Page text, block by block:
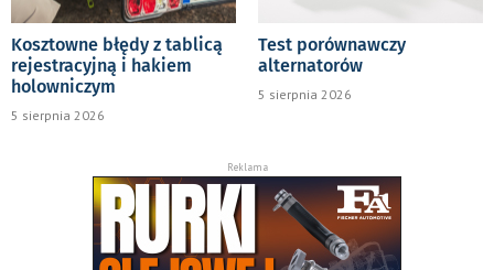
Kosztowne błędy z tablicą
rejestracyjną i hakiem
holowniczym
5 sierpnia 2026
Test porównawczy
alternatorów
5 sierpnia 2026
Reklama